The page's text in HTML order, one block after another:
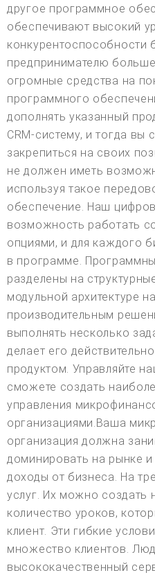
другое программное
обеспечивают высокий
конкурентоспособности
предпринимателю
огромные средства на
программного
дополнять указанный
CRM-систему, и тогда вы
закрепиться на своих
не должен иметь
используя такое
обеспечение. Наш
возможность работать
опциями, и для каждого
в программе.
разделены на
модульной архитектуре
производительным
выполнять несколько
делает его
продуктом. Управляйте
сможете создать
управления
организациями.Ваша
организация должна
доминировать на рынке
доходы от бизнеса. На
услуг. Их можно создать
количество уроков,
клиент. Эти гибкие
множество клиентов.
высококачественный